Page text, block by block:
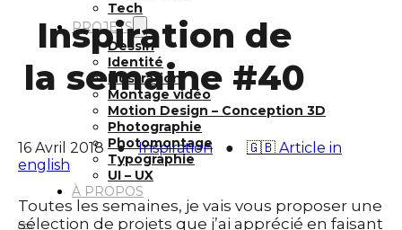
Tech
PROJETS
Dessin
Identité
Illustration
Montage vidéo
Motion Design – Conception 3D
Photographie
Photomontage
Typographie
UI – UX
À PROPOS
Inspiration de
la semaine #40
16 Avril 2018 ● Inspiration ●
🇬🇧 Article in
english
Toutes les semaines, je vais vous proposer une
sélection de projets que j’ai apprécié en faisant